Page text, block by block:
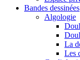
Bandes dessinées
Algologie
La
Les